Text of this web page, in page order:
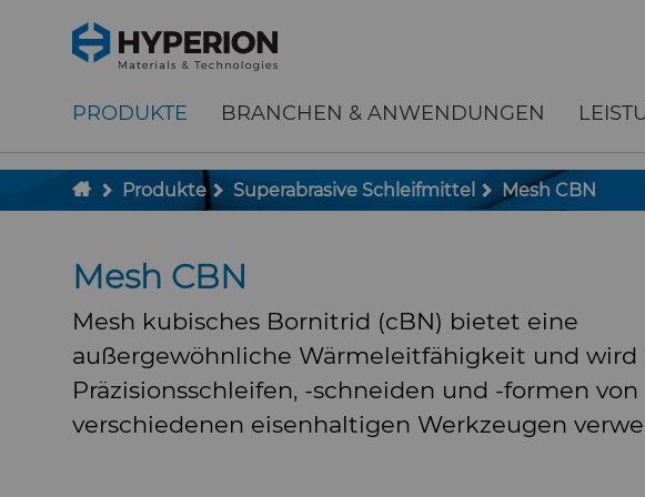
To main content
To menu
PRODUKTE BRANCHEN & ANWENDUNGEN
Produkte Superabrasive Schleifmittel Mesh CBN
Mesh CBN
Mesh kubisches Bornitrid (cBN) bietet eine
außergewöhnliche Wärmeleitfähigkeit und wird
Präzisionsschleifen, -schneiden und -formen von
verschiedenen eisenhaltigen Werkzeugen